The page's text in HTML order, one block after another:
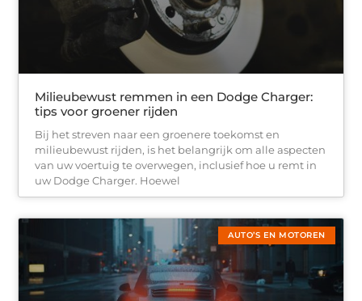
Milieubewust remmen in een Dodge Charger:
tips voor groener rijden
Bij het streven naar een groenere toekomst en
milieubewust rijden, is het belangrijk om alle aspecten
van uw voertuig te overwegen, inclusief hoe u remt in
uw Dodge Charger. Hoewel
AUTO’S EN MOTOREN